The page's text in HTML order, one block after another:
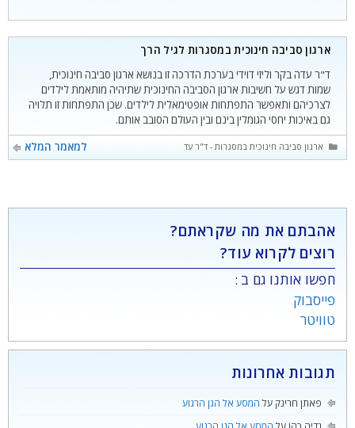
ארגון סביבה חינוכית במסגרות לגיל הרך
ד"ר עדה בקר וליזי דוידי בערכת הדרכה זו בנושא ארגון סביבה חינוכית,
שמות דגש על חשיבות ארגון הסביבה החינוכית שתיהיה מותאמת לילדים
לצרכיהם ותאפשר התפתחות אופטימאלית לילדים. שכן התפתחות זו תלויה
גם באיכות יחסי הגומלין בינם ובין העולם הסובב אותם.
למאמר המלא
קטגוריות
ארגון סביבה חינוכית במסגרות - ד"ר עדה בקר וליזי דוידי
אהבתם את מה שקראתם?
רוצים לקרוא עוד?
חפשו אותנו גם ב :
פייסבוק
טוויטר
תגובות אחרונות
פאתן חרינק על המסע אל הגן הרגוע